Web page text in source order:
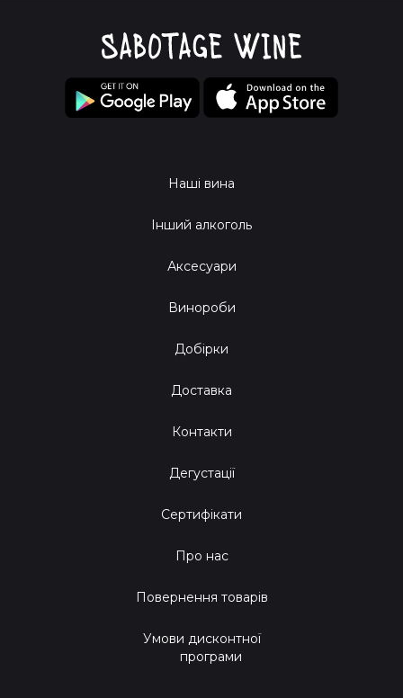
Наші вина
Інший алкоголь
Аксесуари
Винороби
Добірки
Доставка
Контакти
Дегустації
Сертифікати
Про нас
Повернення товарів
Умови дисконтної
програми